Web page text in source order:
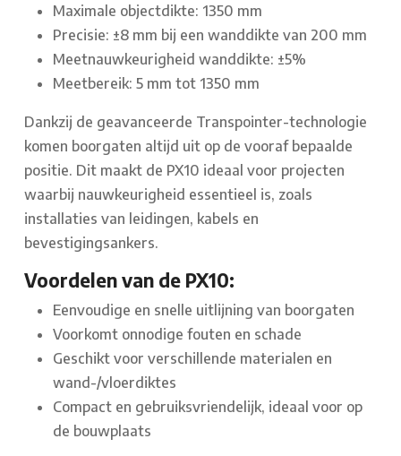
Maximale objectdikte: 1350 mm
Precisie: ±8 mm bij een wanddikte van 200 mm
Meetnauwkeurigheid wanddikte: ±5%
Meetbereik: 5 mm tot 1350 mm
Dankzij de geavanceerde Transpointer-technologie
komen boorgaten altijd uit op de vooraf bepaalde
positie. Dit maakt de PX10 ideaal voor projecten
waarbij nauwkeurigheid essentieel is, zoals
installaties van leidingen, kabels en
bevestigingsankers.
Voordelen van de PX10:
Eenvoudige en snelle uitlijning van boorgaten
Voorkomt onnodige fouten en schade
Geschikt voor verschillende materialen en
wand-/vloerdiktes
Compact en gebruiksvriendelijk, ideaal voor op
de bouwplaats